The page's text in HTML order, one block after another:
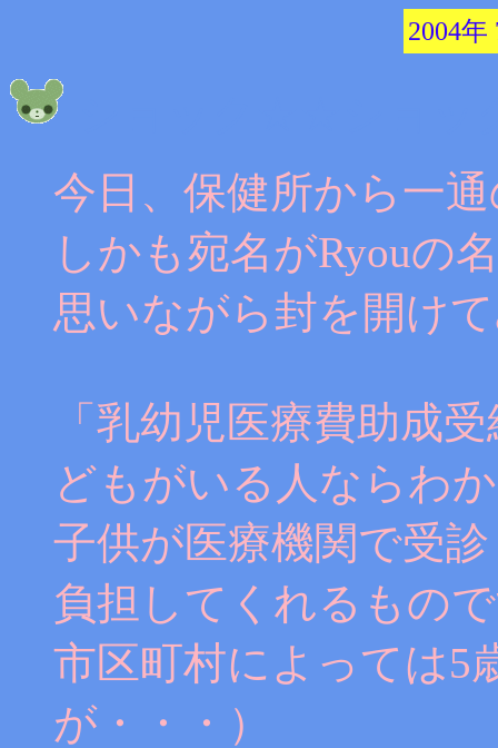
2004年
今日、保健所から一
しかも宛名がRyouの
思いながら封を開け
「乳幼児医療費助成
どもがいる人ならわ
子供が医療機関で受
負担してくれるもの
市区町村によっては5
が・・・）